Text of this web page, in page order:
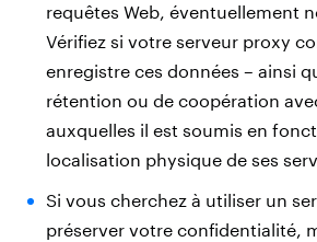
requêtes Web, éventuellement
Vérifiez si votre serveur proxy
enregistre ces données – ainsi
rétention ou de coopération
auxquelles il est soumis en
localisation physique de ses
Si vous cherchez à utiliser un
préserver votre confidentialité,